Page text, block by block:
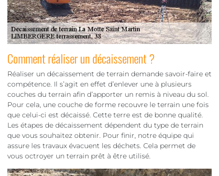
Comment réaliser un décaissement ?
Réaliser un décaissement de terrain demande savoir-faire et
compétence. Il s’agit en effet d’enlever une à plusieurs
couches du terrain afin d’apporter un remis à niveau du sol.
Pour cela, une couche de forme recouvre le terrain une fois
que celui-ci est décaissé. Cette terre est de bonne qualité.
Les étapes de décaissement dépendent du type de terrain
que vous souhaitez obtenir. Pour finir, notre équipe qui
assure les travaux évacuent les déchets. Cela permet de
vous octroyer un terrain prêt à être utilisé.